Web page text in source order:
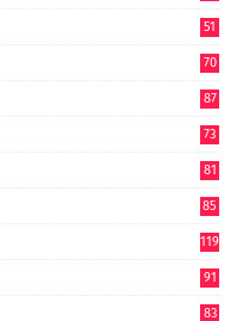
51
70
87
73
81
85
119
91
83